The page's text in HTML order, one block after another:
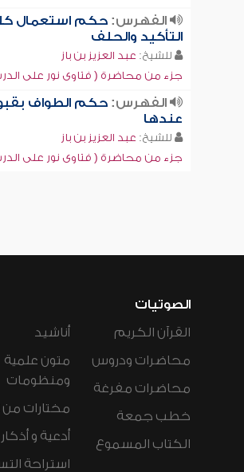
الفهرس:حكم استعمال
التأكيد والحلف
للشيخ: عبد العزيز بن باز
جزء من محاضرة ( فتاوى نور على الدرب
الفهرس:حكم الطواف بقبور
عندها
للشيخ: عبد العزيز بن باز
جزء من محاضرة ( فتاوى نور على الدرب
الصوتيات
القرآن الكريم
محاضرات ودروس
محاضرات مفرغة
خطب جمعة
الكتاب المسموع
أناشيد
متون علمية
ومنظومات
مختارات من
أدعية و أذكار
استراحة